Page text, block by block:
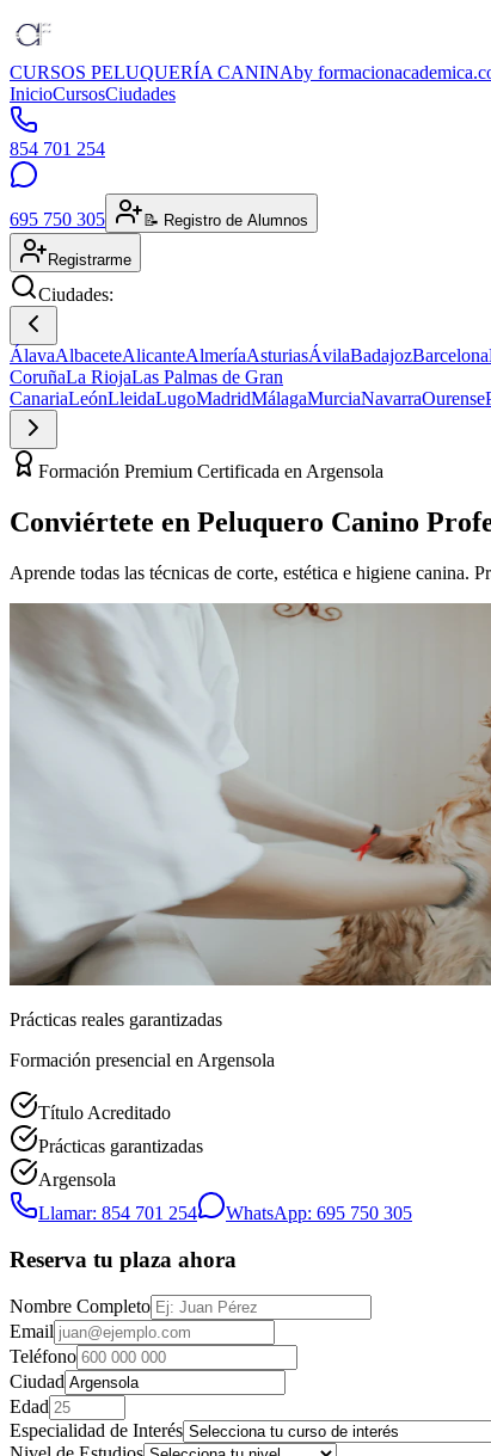
CURSOS PELUQUERÍA CANINAby
InicioCursosCiudades
854 701 254
695 750 305 📝 Registro de Alumnos
Registrarme
Ciudades:
ÁlavaAlbaceteAlicanteAlmeríaAsturiasÁvilaBadajozBarcelona
CoruñaLa RiojaLas Palmas de Gran
CanariaLeónLleidaLugoMadridMálagaMurciaNavarraOurense
Formación Premium Certificada en Argensola
Conviértete en Peluquero Canino
Aprende todas las técnicas de corte, estética e higiene canina.
Prácticas reales garantizadas
Formación presencial en Argensola
Título Acreditado
Prácticas garantizadas
Argensola
Llamar: 854 701 254
WhatsApp: 695 750 305
Reserva tu plaza ahora
Nombre Completo
Email
Teléfono
Ciudad
Edad
Especialidad de Interés